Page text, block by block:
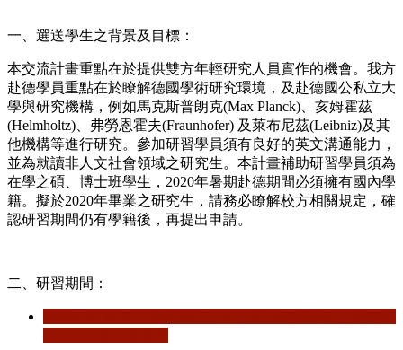
一、選送學生之背景及目標：
本交流計畫重點在於提供雙方年輕研究人員實作的機會。我方
赴德學員重點在於瞭解德國學術研究環境，及赴德國公私立大
學與研究機構，例如馬克斯普朗克(Max Planck)、亥姆霍茲
(Helmholtz)、弗勞恩霍夫(Fraunhofer) 及萊布尼茲(Leibniz)及其
他機構等進行研究。參加研習學員須有良好的英文溝通能力，
並為就讀非人文社會領域之研究生。本計畫補助研習學員須為
在學之碩、博士班學生，2020年暑期赴德期間必須擁有國內學
籍。擬於2020年畢業之研究生，請務必瞭解校方相關規定，確
認研習期間仍有學籍後，再提出申請。
二、研習期間：